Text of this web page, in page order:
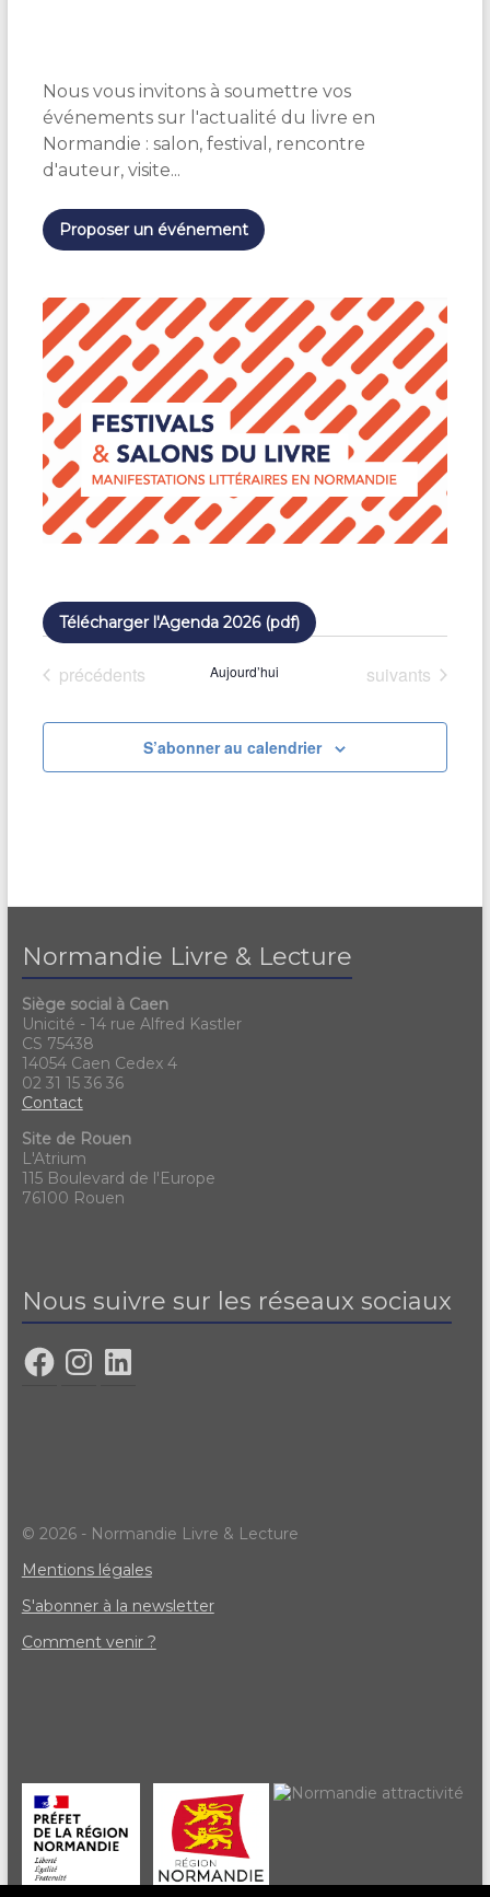
c
t
i
o
n
e
z
e
d
a
t
.
Nous vous invitons à soumettre vos
événements sur l'actualité du livre en
Normandie : salon, festival, rencontre
d'auteur, visite...
Proposer un événement
Télécharger l'Agenda 2026 (pdf)
Évènements
précédents Aujourd’hui Évènements
suivants
S’abonner au calendrier
Normandie Livre & Lecture
Siège social à Caen
Unicité - 14 rue Alfred Kastler
CS 75438
14054 Caen Cedex 4
02 31 15 36 36
Contact
Site de Rouen
L'Atrium
115 Boulevard de l'Europe
76100 Rouen
Nous suivre sur les réseaux sociaux
© 2026 - Normandie Livre & Lecture
Mentions légales
S'abonner à la newsletter
Comment venir ?